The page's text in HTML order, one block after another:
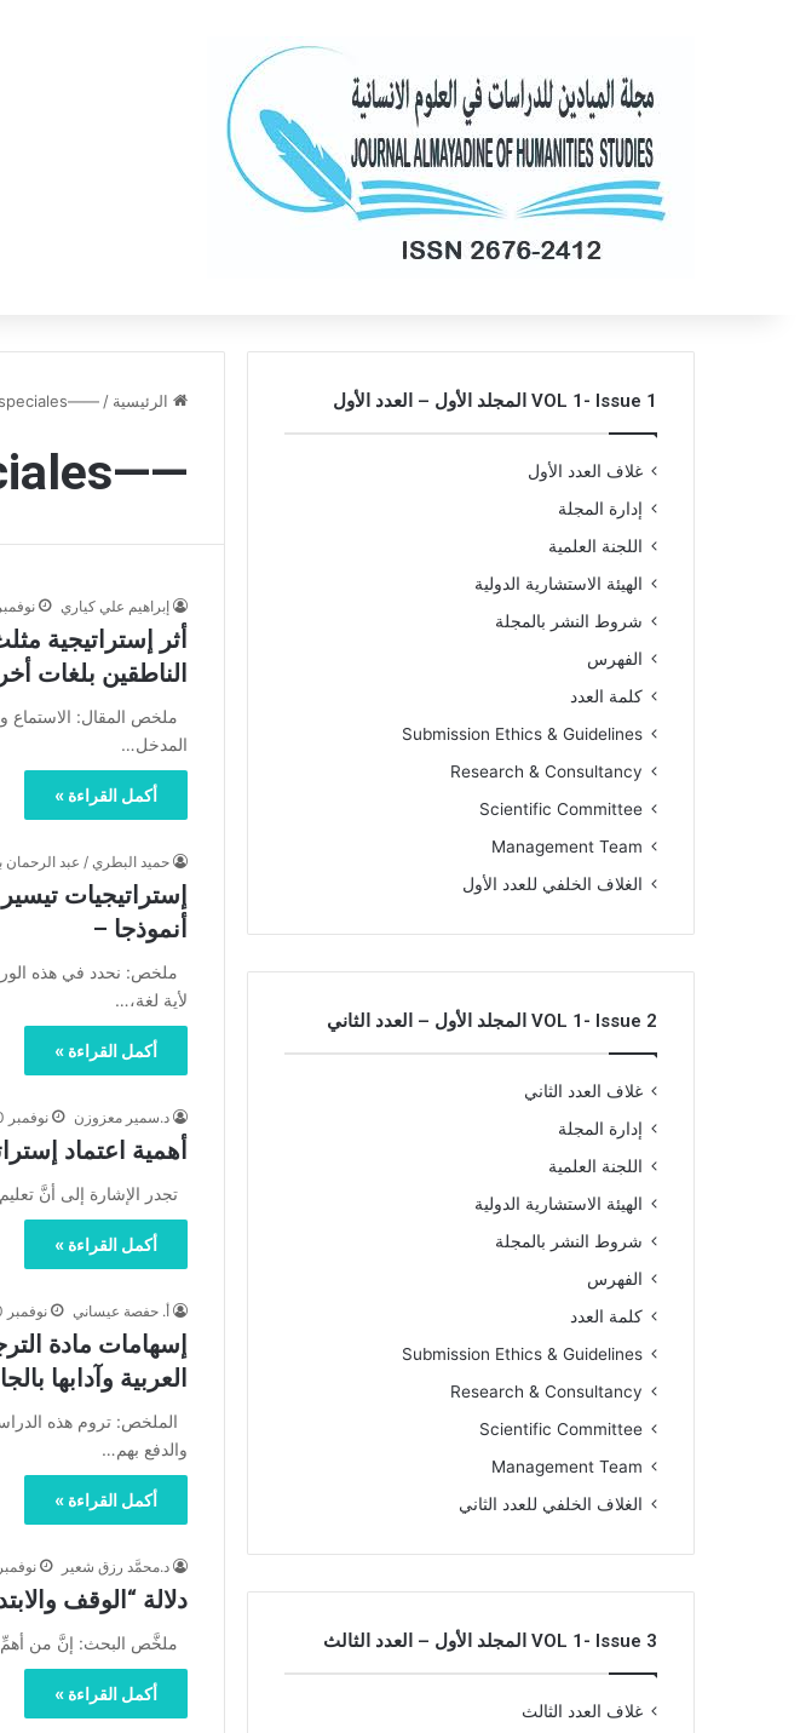
الرئيسية /
——Números especiales——
——Números especiales——
إبراهيم علي كياري نوفمبر 20, 2020
أثر إستراتيجية
الناطقين بلغات
ملخص المقال: الاستماع
المدخل…
أكمل القراءة »
حميد البطري / عبد
إستراتيجيات
أنموذجا –
ملخص: نحدد في هذه
لأية لغة،…
أكمل القراءة »
د.سمير معزوزن نوفمبر 20, 2020
أهمية اعتماد
تجدر الإشارة إلى أنَّ
أكمل القراءة »
أ. حفصة عيساني نوفمبر 20, 2020
إسهامات مادة
العربية وآدابها
الملخص: تروم هذه
والدفع بهم…
أكمل القراءة »
د.محمَّد رزق شعير نوفمبر 20, 2020
دلالة “الوقف
ملخَّص البحث: إنَّ من أهمِّ
أكمل القراءة »
VOL 1- Issue 1 المجلد الأول – العدد الأول
غلاف العدد الأول
إدارة المجلة
اللجنة العلمية
الهيئة الاستشارية الدولية
شروط النشر بالمجلة
الفهرس
كلمة العدد
Submission Ethics & Guidelines
Research & Consultancy
Scientific Committee
Management Team
الغلاف الخلفي للعدد الأول
VOL 1- Issue 2 المجلد الأول – العدد الثاني
غلاف العدد الثاني
إدارة المجلة
اللجنة العلمية
الهيئة الاستشارية الدولية
شروط النشر بالمجلة
الفهرس
كلمة العدد
Submission Ethics & Guidelines
Research & Consultancy
Scientific Committee
Management Team
الغلاف الخلفي للعدد الثاني
VOL 1- Issue 3 المجلد الأول – العدد الثالث
غلاف العدد الثالث